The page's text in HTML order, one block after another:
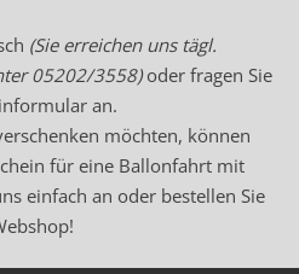
(Sie erreichen uns tägl.
05202/3558)oder fragen Sie
an.
möchten, können
für eine Ballonfahrt mit
einfach an oder bestellen Sie
!